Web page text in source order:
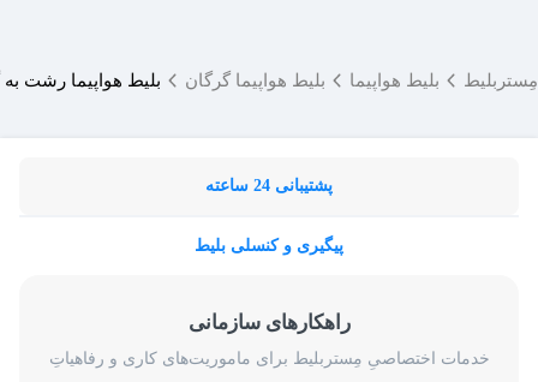
مِستربلیط بلیط هواپیما بلیط هواپیما گرگان بلیط هواپیما رشت
پشتیبانی 24 ساعته
پیگیری و کنسلی بلیط
راهکارهای سازمانی
خدمات اختصاصیِ مِستربلیط برای ماموریت‌های کاری و رفاهیاتِ